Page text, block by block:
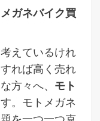
ガネバイク買
えているけれ
れば高く売れ
方々へ、 モト
。モトメガネ